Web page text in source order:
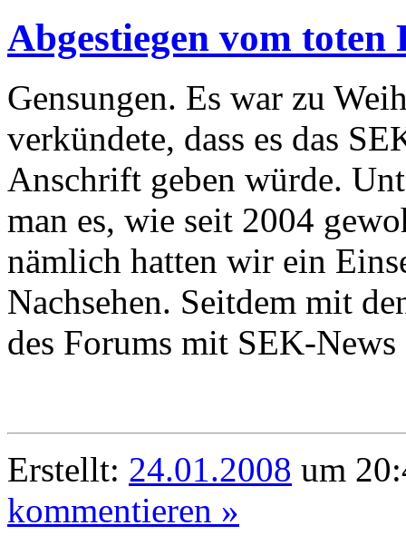
Abgestiegen vom toten
Gensungen. Es war zu
verkündete, dass es das
Anschrift geben würde.
man es, wie seit 2004
nämlich hatten wir ein
Nachsehen. Seitdem mit
des Forums mit SEK-
Erstellt: 24.01.2008 um
kommentieren »